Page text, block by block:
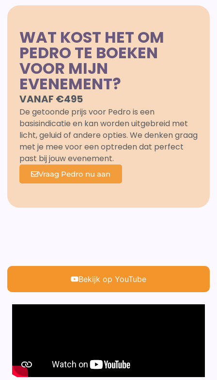
WAT KOST HET OM
PEDRO TE BOEKEN
VOOR MIJN
EVENEMENT?
VANAF €495
De getoonde prijs voor Pedro is een
basisindicatie en kan worden uitgebreid met
licht, geluid of andere opties. We denken graag
met je mee voor een optreden dat perfect
past bij jouw evenement.
Vraag Pedro nu aan
Bekijk op YouTube